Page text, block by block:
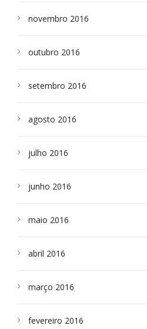
novembro 2016
outubro 2016
setembro 2016
agosto 2016
julho 2016
junho 2016
maio 2016
abril 2016
março 2016
fevereiro 2016